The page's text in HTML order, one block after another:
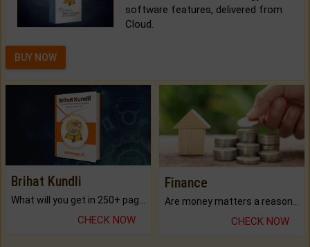
software features, delivered from
Cloud.
BUY NOW
Brihat Kundli
CHECK NOW
Finance
CHECK NOW